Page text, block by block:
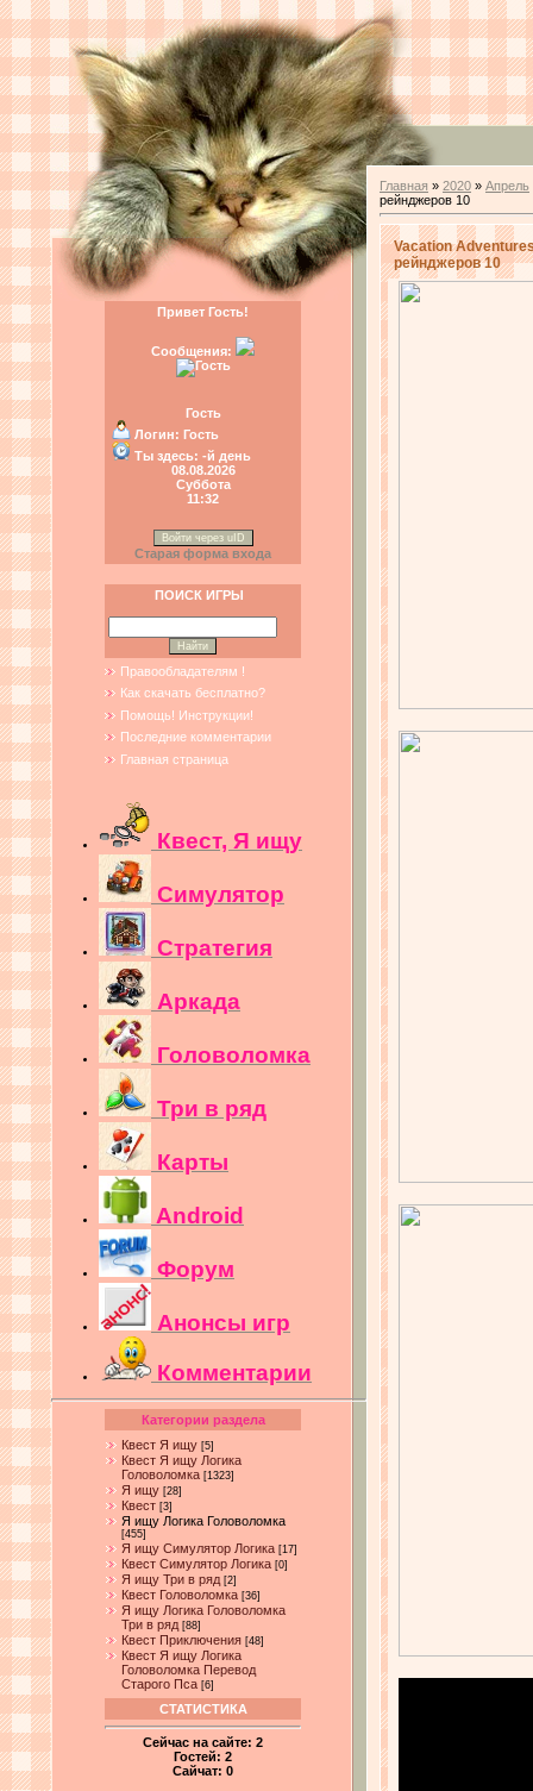
Привет Гость!
Сообщения:
Гость
Логин: Гость
Ты здесь: -й день
08.08.2026
Суббота
11:32
Войти через uID
Старая форма входа
ПОИСК ИГРЫ
Правообладателям !
Как скачать бесплатно?
Помощь! Инструкции!
Последние комментарии
Главная страница
Квест, Я ищу
Симулятор
Стратегия
Аркада
Головоломка
Три в ряд
Карты
Android
Форум
Анонсы игр
Комментарии
Категории раздела
Квест Я ищу [5]
Квест Я ищу Логика
Головоломка [1323]
Я ищу [28]
Квест [3]
Я ищу Логика Головоломка
[455]
Я ищу Симулятор Логика [17]
Квест Симулятор Логика [0]
Я ищу Три в ряд [2]
Квест Головоломка [36]
Я ищу Логика Головоломка
Три в ряд [88]
Квест Приключения [48]
Квест Я ищу Логика
Головоломка Перевод
Старого Пса [6]
СТАТИСТИКА
Сейчас на сайте: 2
Гостей: 2
Сайчат: 0
Главная » 2020 » Апрель
рейнджеров 10
Vacation
рейнджеров 10